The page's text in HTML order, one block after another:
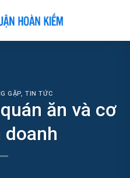
GẶP,TIN TỨC
ăn và cơ
doanh